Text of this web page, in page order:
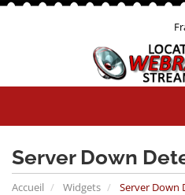
Server Down
Accueil Widgets Server Down